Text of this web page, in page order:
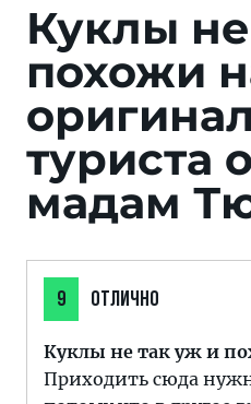
Куклы
похожи
туриста
мадам
9 ОТЛИЧНО
Куклы не так уж и
Приходить сюда